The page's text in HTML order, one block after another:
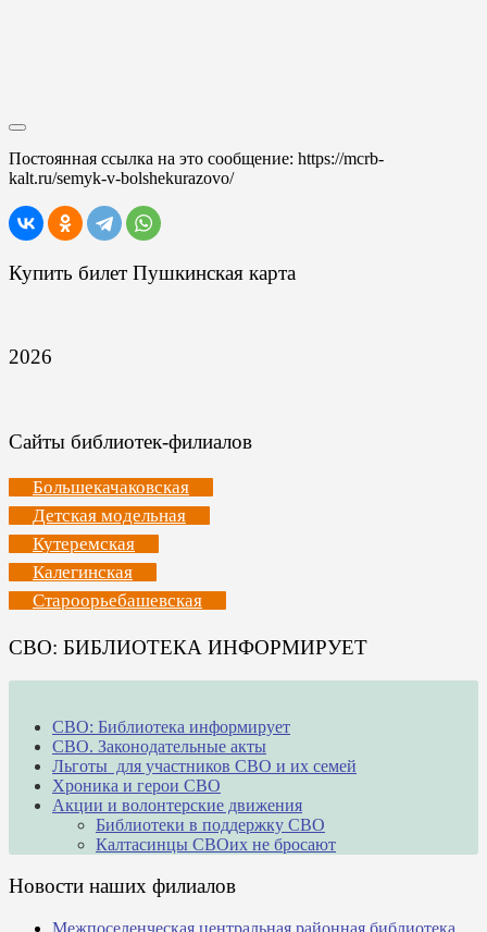
Постоянная ссылка на это сообщение: https://mcrb-
kalt.ru/semyk-v-bolshekurazovo/
Купить билет Пушкинская карта
2026
Сайты библиотек-филиалов
Большекачаковская
Детская модельная
Кутеремская
Калегинская
Староорьебашевская
СВО: БИБЛИОТЕКА ИНФОРМИРУЕТ
СВО: Библиотека информирует
СВО. Законодательные акты
Льготы для участников СВО и их семей
Хроника и герои СВО
Акции и волонтерские движения
Библиотеки в поддержку СВО
Калтасинцы СВОих не бросают
Новости наших филиалов